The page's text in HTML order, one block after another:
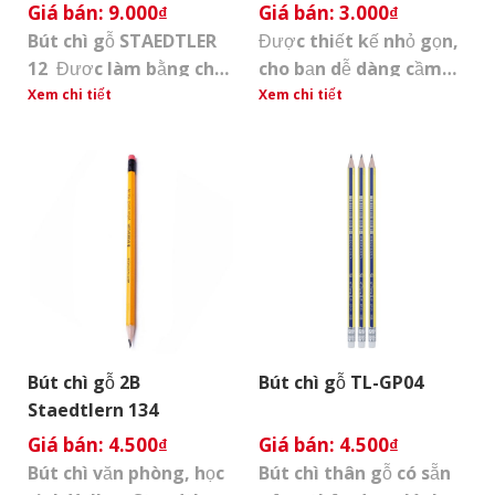
9.000₫
Bút chì gỗ STAEDTLER
12 Được làm bằng chất
liệu gỗ bền đẹp, chắc
thao tác Thân chì dễ
dàng cầm nắm 1 hộp 12
Xem chi tiết
3.000₫
Được thiết kế nhỏ gọn,
cho bạn dễ dàng cầm
nắm và điều chỉnh nét
dễ cất giữ trong hộp
dụng. Với tiêu chuẩn
chất lượng an toàn, là
sự lựa chọn hoàn hảo để
bạn vẽ, phác thảo hay
viết. Nét chì đậm, mịn
Xem chi tiết
Bút chì gỗ 2B
Staedtlern 134
4.500₫
Bút chì văn phòng, học
Bút chì gỗ TL-GP04
4.500₫
Bút chì thân gỗ có sẵn